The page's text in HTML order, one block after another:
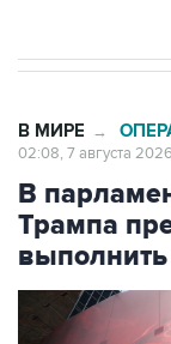
В МИРЕ →
02:08, 7 августа 2026
В
Трампа
выполнить